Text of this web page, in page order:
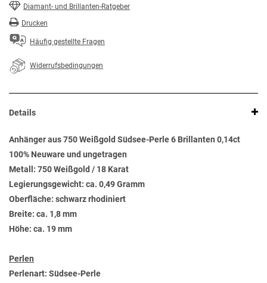
Diamant- und Brillanten-Ratgeber
Drucken
Häufig gestellte Fragen
Widerrufsbedingungen
Details
Anhänger aus 750 Weißgold Südsee-Perle 6 Brillanten 0,14ct
100% Neuware und ungetragen
Metall: 750 Weißgold / 18 Karat
Legierungsgewicht: ca. 0,49 Gramm
Oberfläche: schwarz rhodiniert
Breite: ca. 1,8 mm
Höhe: ca. 19 mm
Perlen
Perlenart: Südsee-Perle